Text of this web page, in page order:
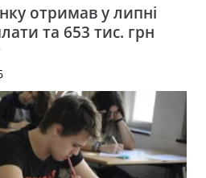
отримав у липні
та 653 тис. грн